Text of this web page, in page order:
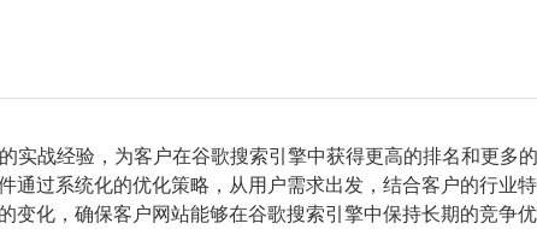
实战经验，为客户在谷歌搜索引擎中获得更高的排名和更多
过系统化的优化策略，从用户需求出发，结合客户的行业
化，确保客户网站能够在谷歌搜索引擎中保持长期的竞争